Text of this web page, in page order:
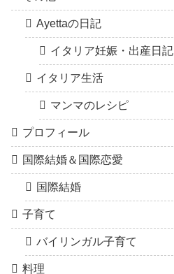
Ayettaの日記
イタリア妊娠・出産日記
イタリア生活
マンマのレシピ
プロフィール
国際結婚＆国際恋愛
国際結婚
子育て
バイリンガル子育て
料理